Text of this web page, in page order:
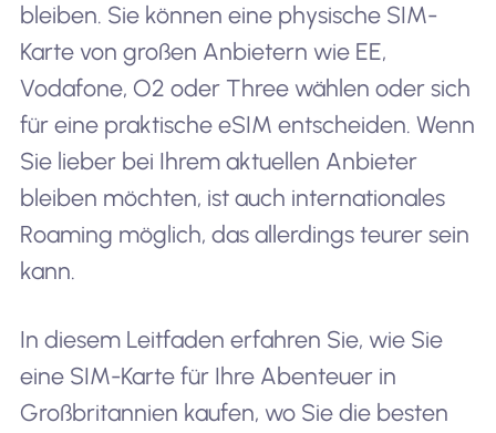
bleiben. Sie können eine physische SIM-
Karte von großen Anbietern wie EE,
Vodafone, O2 oder Three wählen oder sich
für eine praktische eSIM entscheiden. Wenn
Sie lieber bei Ihrem aktuellen Anbieter
bleiben möchten, ist auch internationales
Roaming möglich, das allerdings teurer sein
kann.
In diesem Leitfaden erfahren Sie, wie Sie
eine SIM-Karte für Ihre Abenteuer in
Großbritannien kaufen, wo Sie die besten